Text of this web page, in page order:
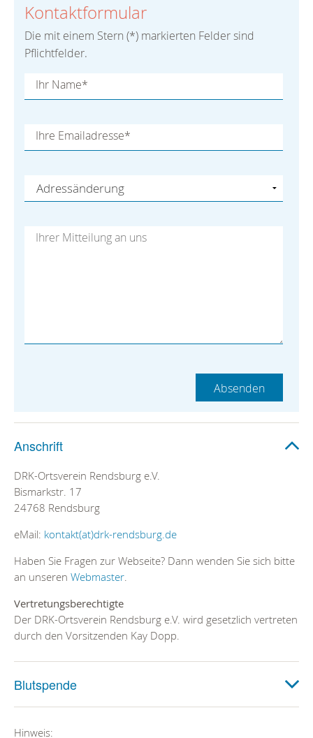
Kontaktformular
Die mit einem Stern (*) markierten Felder sind
Pflichtfelder.
Ihr Name*
Ihre Emailadresse*
Anschrift
DRK-Ortsverein Rendsburg e.V.
Bismarkstr. 17
24768 Rendsburg
eMail: kontakt(at)drk-rendsburg.de
Haben Sie Fragen zur Webseite? Dann wenden Sie sich bitte
an unseren Webmaster
Vertretungsberechtigte
Der DRK-Ortsverein Rendsburg e.V. wird gesetzlich vertreten
durch den Vorsitzenden Kay Dopp.
Blutspende
Hinweis: